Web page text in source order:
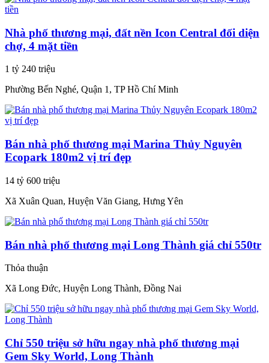
Nhà phố thương mại, đất nền Icon Central đối diện
chợ, 4 mặt tiền
1 tỷ 240 triệu
Phường Bến Nghé, Quận 1, TP Hồ Chí Minh
Bán nhà phố thương mại Marina Thủy Nguyên
Ecopark 180m2 vị trí đẹp
14 tỷ 600 triệu
Xã Xuân Quan, Huyện Văn Giang, Hưng Yên
Bán nhà phố thương mại Long Thành giá chỉ 550tr
Thỏa thuận
Xã Long Đức, Huyện Long Thành, Đồng Nai
Chỉ 550 triệu sở hữu ngay nhà phố thương mại
Gem Sky World, Long Thành